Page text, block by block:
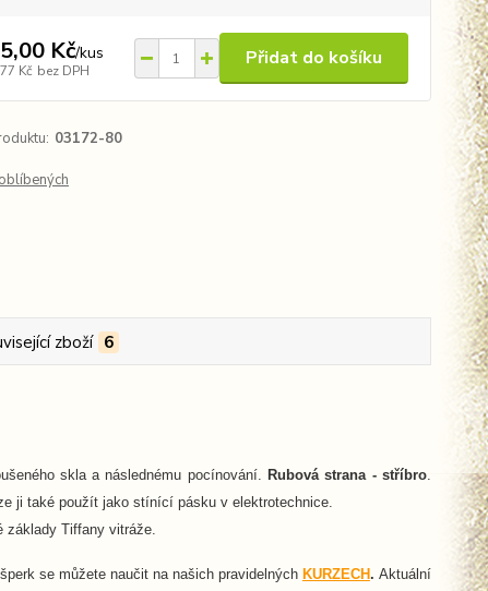
Kč/kus
Kč bez DPH
Přidat do košíku
03172-80
zboží 6
skla a následnému pocínování.Rubová strana - stříbro.
ji také použít jako stínící pásku v elektrotechnice.
základy Tiffany vitráže.
se můžete naučit na našich pravidelných KURZECH. Aktuální